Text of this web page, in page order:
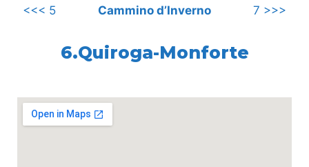
<<< 5 Cammino d’Inverno 7 >>>
6.Quiroga-Monforte